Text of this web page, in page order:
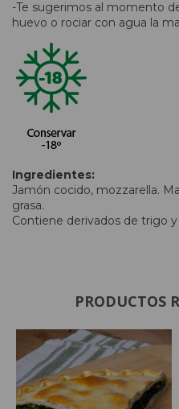
-Te sugerimos al momento
huevo o rociar con agua la
Ingredientes:
Jamón cocido, mozzarella.
grasa.
Contiene derivados de trigo y
PRODUCTOS